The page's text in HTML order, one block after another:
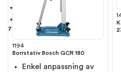
Längd 400 mm
1 1/4"-gänga
75,00 kr
1194
Borrstativ Bosch GCR 180
Enkel anpassning av